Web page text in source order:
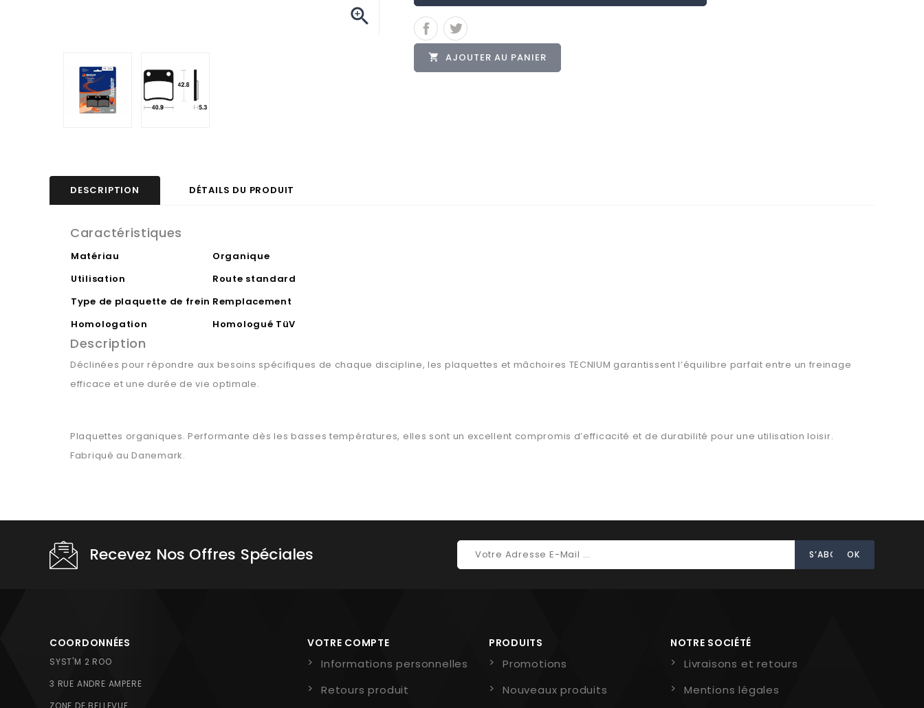

 AJOUTER AU PANIER
DESCRIPTION DÉTAILS DU PRODUIT
Caractéristiques
Matériau
Organique
Utilisation
Route standard
Type de plaquette de frein Remplacement
Homologation
Homologué TüV
Description
Déclinées pour répondre aux besoins spécifiques de chaque discipline, les plaquettes et mâchoires TECNIUM garantissent l’équilibre parfait entre un freinage
efficace et une durée de vie optimale.
Plaquettes organiques. Performante dès les basses températures, elles sont un excellent compromis d’efficacité et de durabilité pour une utilisation loisir.
Fabriqué au Danemark.
Recevez Nos Offres Spéciales
COORDONNÉES
SYST'M 2 ROO
3 RUE ANDRE AMPERE
ZONE DE BELLEVUE
VOTRE COMPTE
Informations personnelles
Retours produit
PRODUITS
Promotions
Nouveaux produits
NOTRE SOCIÉTÉ
Livraisons et retours
Mentions légales